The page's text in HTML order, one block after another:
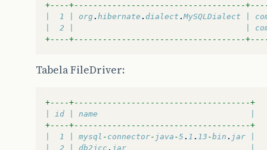
+----+------------------------------------
|  1 | org. hibernate . dialect .MySQLDialect |
|  2 |                                    |
+----+------------------------------------
Tabela FileDriver:
+----+-------------------------------------+
| id | name                                |
+----+-------------------------------------+
|  1 | mysql - connector- java -5 . 1 . 13 -bin . jar |
|  2 | db2jcc . jar                          |